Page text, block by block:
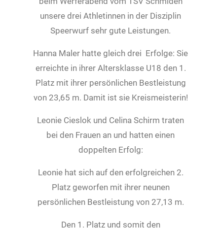
unsere drei Athletinnen in der Disziplin
Speerwurf sehr gute Leistungen.
Hanna Maler hatte gleich drei Erfolge: Sie
erreichte in ihrer Altersklasse U18 den 1.
Platz mit ihrer persönlichen Bestleistung
von 23,65 m. Damit ist sie Kreismeisterin!
Leonie Cieslok und Celina Schirm traten
bei den Frauen an und hatten einen
doppelten Erfolg:
Leonie hat sich auf den erfolgreichen 2.
Platz geworfen mit ihrer neunen
persönlichen Bestleistung von 27,13 m.
Den 1. Platz und somit den